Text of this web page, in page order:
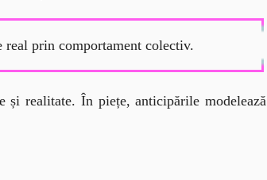
prin comportament colectiv.
și realitate. În piețe, anticipările modelează